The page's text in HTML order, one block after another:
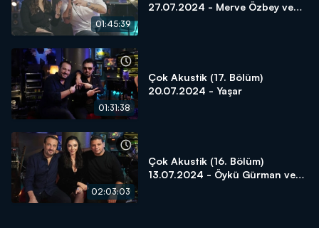
01:45:39
27.07.2024 - Merve Özbey ve
01:31:38
Çok Akustik (17. Bölüm)
20.07.2024 - Yaşar
02:03:03
Çok Akustik (16. Bölüm)
13.07.2024 - Öykü Gürman ve